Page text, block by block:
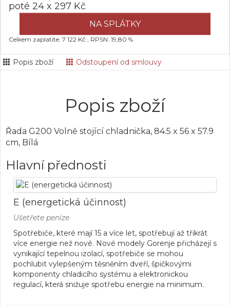
poté 24 x 297 Kč
NA SPLÁTKY
Celkem zaplatíte: 7 122 Kč , RPSN: 19,80 %
Popis zboží Odstoupení od smlouvy
Popis zboží
Řada G200 Volně stojící chladnička, 84.5 x 56 x 57.9
cm, Bílá
Hlavní přednosti
E (energetická účinnost)
Ušetřete peníze
Spotřebiče, které mají 15 a více let, spotřebují až třikrát
více energie než nové. Nové modely Gorenje přicházejí s
vynikající tepelnou izolací, spotřebiče se mohou
pochlubit vylepšeným těsněním dveří, špičkovými
komponenty chladicího systému a elektronickou
regulací, která snižuje spotřebu energie na minimum.